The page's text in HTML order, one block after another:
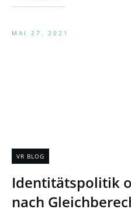
MAI 27, 2021
VR BLOG
Identitätspolitik
nach